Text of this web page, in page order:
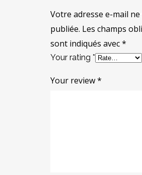
Votre adresse e-mail ne
publiée. Les champs
sont indiqués avec*
Your rating *
Your review*